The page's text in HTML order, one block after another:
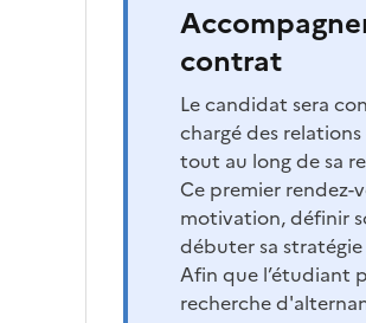
contrat
Le candidat sera
chargé des
tout au long de sa
Ce premier
motivation, définir
débuter sa
Afin que l’étudiant
recherche